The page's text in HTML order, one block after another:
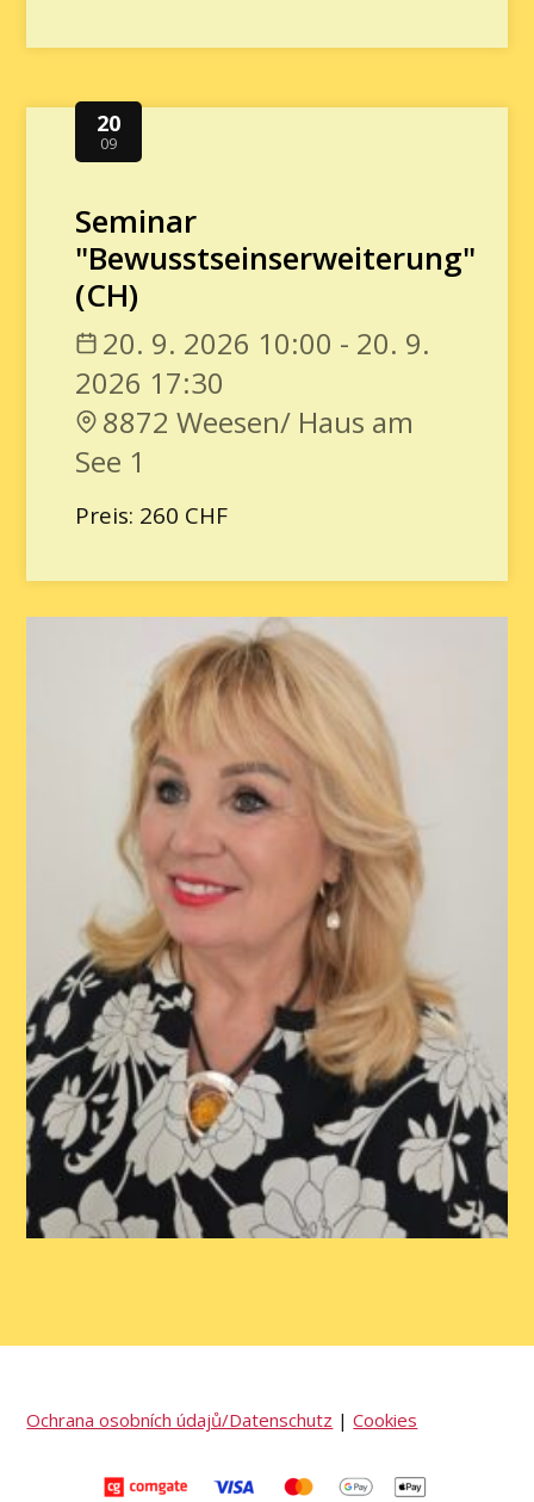
20
09
Seminar
"Bewusstseinserweiterung"
(CH)
20. 9. 2026 10:00 - 20. 9.
2026 17:30
8872 Weesen/ Haus am
See 1
Preis: 260 CHF
Ochrana osobních údajů/Datenschutz |Cookies